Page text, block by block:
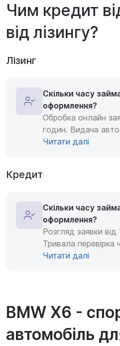
Чим кредит
від лізингу?
Лізинг
Скільки часу
оформлення?
Обробка онлайн
годин. Видача
Читати далі
Кредит
Скільки часу
оформлення?
Розгляд заявки від
Тривала перевірка
Читати далі
BMW X6 -
автомобіль